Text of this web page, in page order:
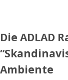
Die ADLAD
Ambiente